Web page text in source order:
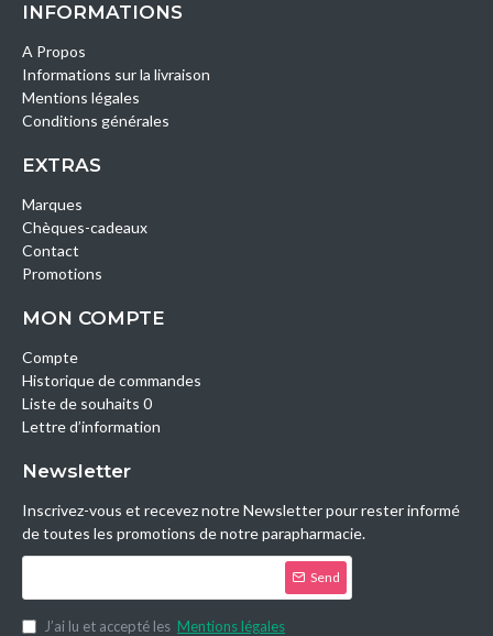
INFORMATIONS
A Propos
Informations sur la livraison
Mentions légales
Conditions générales
EXTRAS
Marques
Chèques-cadeaux
Contact
Promotions
MON COMPTE
Compte
Historique de commandes
Liste de souhaits 0
Lettre d’information
Newsletter
Inscrivez-vous et recevez notre Newsletter pour rester informé
de toutes les promotions de notre parapharmacie.
Send
J’ai lu et accepté les Mentions légales